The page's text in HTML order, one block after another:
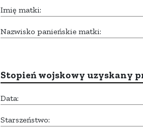
Imię matki:
Nazwisko panieńskie matki:
Stopień wojskowy uzyskany
Data:
Starszeństwo: